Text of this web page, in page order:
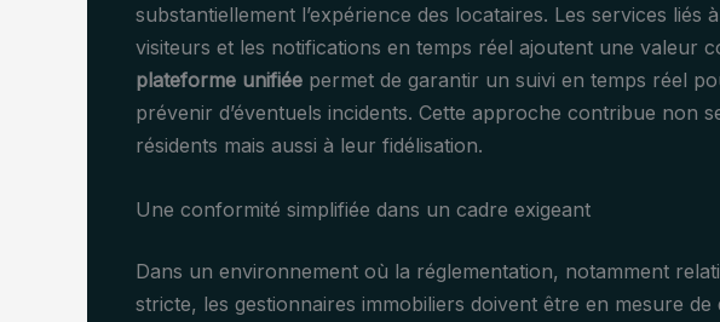
substantiellement l’expérience des locataires. Les services liés
visiteurs et les notifications en temps réel ajoutent une valeur
plateforme unifiée permet de garantir un suivi en temps réel
prévenir d’éventuels incidents. Cette approche contribue non
résidents mais aussi à leur fidélisation.
Une conformité simplifiée dans un cadre exigeant
Dans un environnement où la réglementation, notamment
stricte, les gestionnaires immobiliers doivent être en mesure